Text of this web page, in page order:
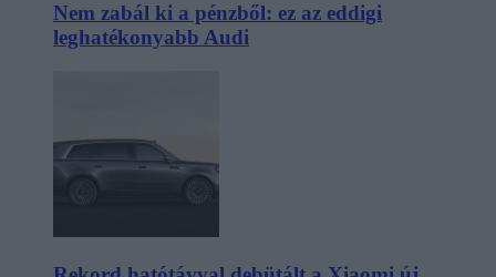
Nem zabál ki a pénzből: ez az eddigi
leghatékonyabb Audi